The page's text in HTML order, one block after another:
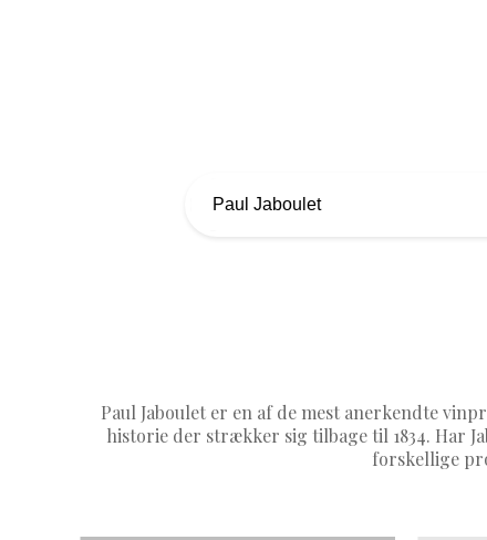
Paul Jaboulet er en af de mest anerkendte
historie der strækker sig tilbage til 1834. Har
forskellige